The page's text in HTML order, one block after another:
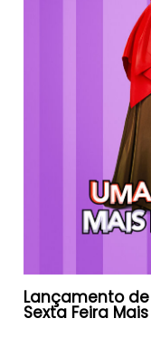
Lançamento
Sexta Feira